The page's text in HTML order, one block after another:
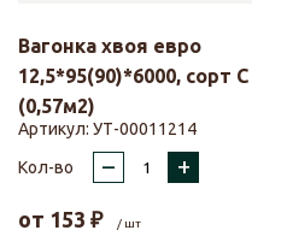
Вагонка хвоя евро
12,5*95(90)*6000, сорт С
(0,57м2)
Артикул: УТ-00011214
Кол-во
– +
от 153 ₽ / шт